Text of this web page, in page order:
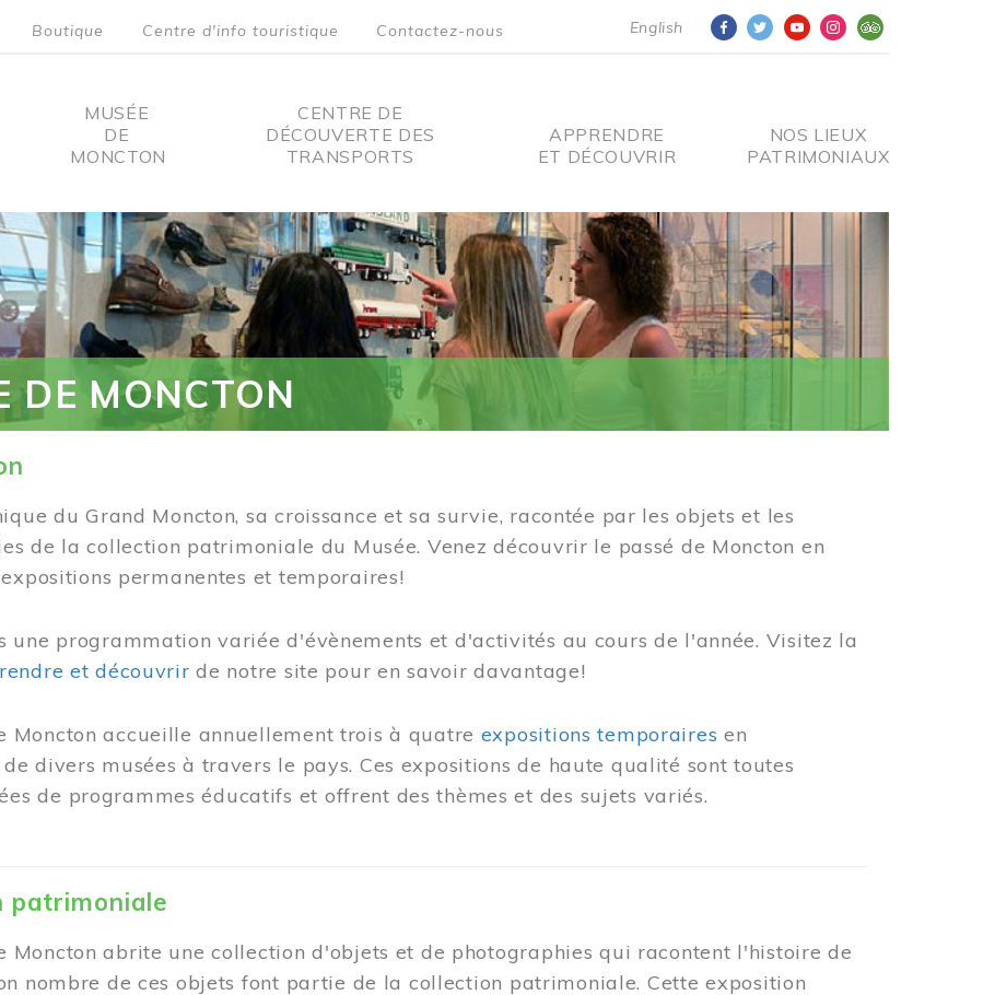
English
Boutique Centre d'info touristique Contactez-nous
MUSÉE
DE
MONCTON
CENTRE DE
DÉCOUVERTE DES
TRANSPORTS
APPRENDRE
ET DÉCOUVRIR
NOS LIEUX
PATRIMONIAUX
DE MONCTON
du Grand Moncton, sa croissance et sa survie, racontée par les objets et les
de la collection patrimoniale du Musée. Venez découvrir le passé de Moncton en
permanentes et temporaires!
une programmation variée d'évènements et d'activités au cours de l'année. Visitez la
et découvrir de notre site pour en savoir davantage!
Moncton accueille annuellement trois à quatre expositions temporaires en
divers musées à travers le pays. Ces expositions de haute qualité sont toutes
de programmes éducatifs et offrent des thèmes et des sujets variés.
patrimoniale
Moncton abrite une collection d'objets et de photographies qui racontent l'histoire de
nombre de ces objets font partie de la collection patrimoniale. Cette exposition